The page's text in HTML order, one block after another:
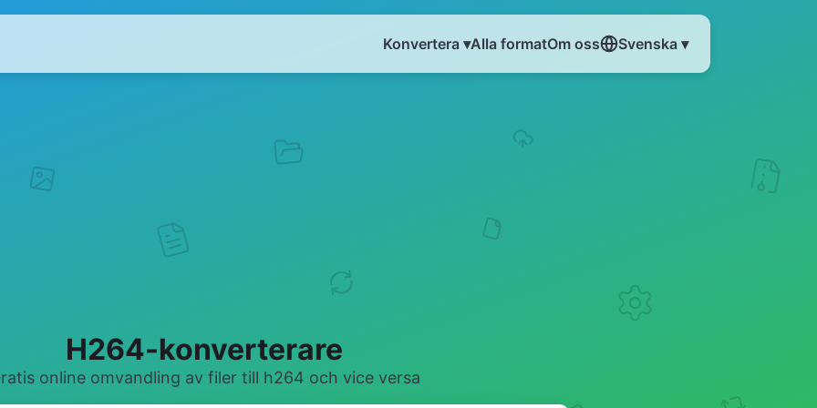
Konvertera ▾Alla formatOm oss Svenska ▾
H264-konverterare
online omvandling av filer till h264 och vice versa